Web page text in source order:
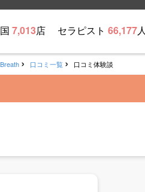
7,013店 セラピスト 66,177人
口コミ一覧 口コミ体験談